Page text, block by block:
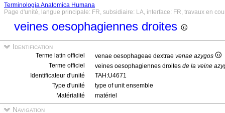
Terminologia Anatomica Humana
Page d'unité, langue principale: FR, subsidiaire: LA, interface: FR, travaux en
veines oesophagiennes droites
Identification
Terme latin officiel venae oesophageae dextrae venae azygos
Terme officiel
veines oesophagiennes droites de la veine
Identificateur d'unité
TAH:U4671
Type d'unité
type of unit ensemble
Matérialité
matériel
Navigation